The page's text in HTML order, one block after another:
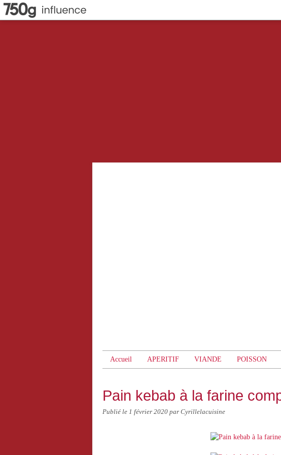
Accueil APERITIF VIANDE POISSON
Pain kebab à la farine
Publié le 1 février 2020 par Cyrillelacuisine